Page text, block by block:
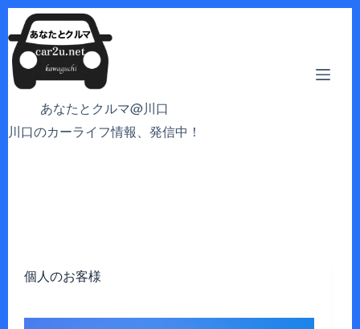
ン
テ
ン
ツ
ス
あなたとクルマ@川口
川口のカーライフ情報、発信中！
個人のお客様